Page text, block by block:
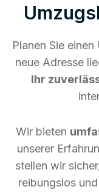
Planen Sie
neue Adresse
Ihr
Wir bieten
unserer
stellen wir
reibungslos